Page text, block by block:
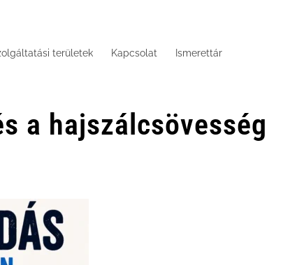
területek Kapcsolat Ismerettár
a hajszálcsövesség